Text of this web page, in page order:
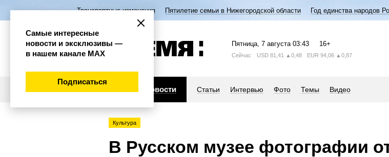
Транспортные изменения Пятилетие семьи в Нижегородской области Год единства народов
Пятница, 7 августа 03:43 16+
Сейчас USD 81,41 ▲0,48 EUR 94,06 ▲0,87
Новости Статьи Интервью Фото Темы Видео
Культура
В Русском музее фотографии
Самые интересные
новости и эксклюзивы —
в нашем канале МАХ
Подписаться